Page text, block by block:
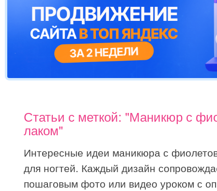
Статьи с меткой: "Маникюр с
лаком"
Интересные идеи маникюра с
для ногтей. Каждый дизайн
пошаговым фото или видео уроком с